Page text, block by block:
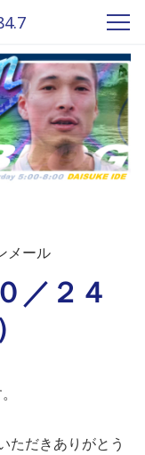
メール
／２４
ただきありがとう